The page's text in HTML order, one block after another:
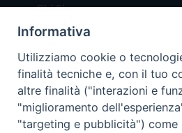
Chi Siamo
Redazione
Scrivici
Informativa
Utilizziamo cookie o
finalità tecniche e, con il tuo
altre finalità ("interazioni e
"miglioramento
"targeting e pubblicità") come